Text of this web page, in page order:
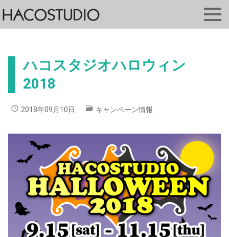
ハコスタジオハロウィン
2018
2018年09月10日 キャンペーン情報